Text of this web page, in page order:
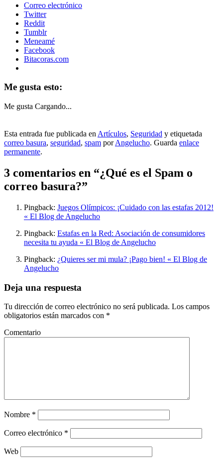
Correo electrónico
Twitter
Reddit
Tumblr
Meneamé
Facebook
Bitacoras.com
Me gusta esto:
Me gusta Cargando...
Esta entrada fue publicada en Artículos, Seguridad y etiquetada
correo basura, seguridad, spam porAngelucho. Guarda enlace
permanente.
3 comentarios en “¿Qué es el Spam o
correo basura?”
Pingback: Juegos Olímpicos: ¡Cuidado con las estafas 2012!
« El Blog de Angelucho
Pingback: Estafas en la Red: Asociación de consumidores
necesita tu ayuda « El Blog de Angelucho
Pingback: ¿Quieres ser mi mula? ¡Pago bien! « El Blog de
Angelucho
Deja una respuesta
Tu dirección de correo electrónico no será publicada. Los campos
obligatorios están marcados con *
Comentario
Nombre *
Correo electrónico *
Web